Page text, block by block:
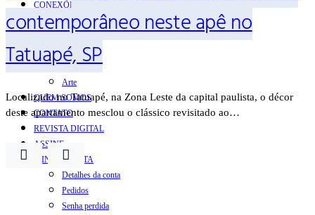
CONEXÕES
Conectadas
Notas
Social
Mostras
Arte
QUEM SOMOS
CONTATO
REVISTA DIGITAL
ASSINE
MINHA CONTA
Detalhes da conta
Pedidos
Senha perdida
contemporâneo neste apê no
Tatuapé, SP
Localizado no Tatuapé, na Zona Leste da capital paulista, o décor
deste apartamento mesclou o clássico revisitado ao…